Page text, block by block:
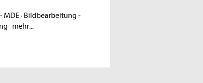
MDE· Bildbearbeitung -
· mehr...